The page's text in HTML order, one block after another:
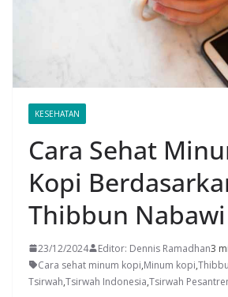
KESEHATAN
Cara Sehat
Kopi
Thibbun Nabawi
23/12/2024 Editor: Dennis Ramadhan3
Cara sehat minum kopi,Minum kopi,
Tsirwah,Tsirwah Indonesia,Tsirwah